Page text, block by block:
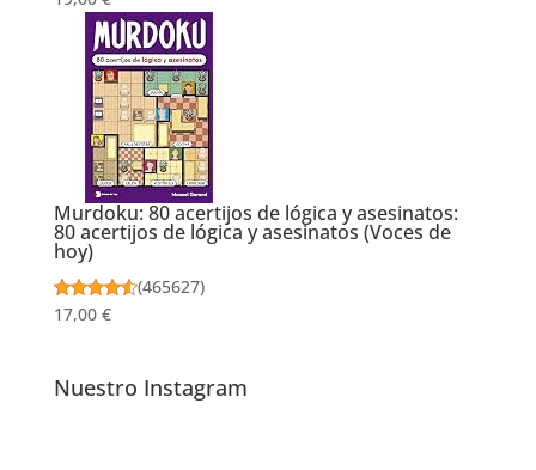
Murdoku: 80 acertijos de lógica y asesinatos:
80 acertijos de lógica y asesinatos (Voces de
hoy)
(465627)
17,00 €
Nuestro Instagram